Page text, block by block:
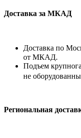
Доставка за МКАД
Доставка по
от МКАД.
Подъем
не
Региональная